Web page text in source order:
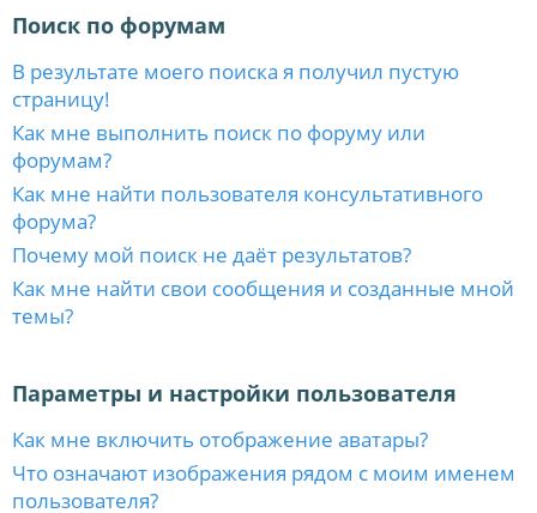
Поиск по форумам
В результате моего поиска я получил пустую
страницу!
Как мне выполнить поиск по форуму или
форумам?
Как мне найти пользователя консультативного
форума?
Почему мой поиск не даёт результатов?
Как мне найти свои сообщения и созданные мной
темы?
Параметры и настройки пользователя
Как мне включить отображение аватары?
Что означают изображения рядом с моим именем
пользователя?